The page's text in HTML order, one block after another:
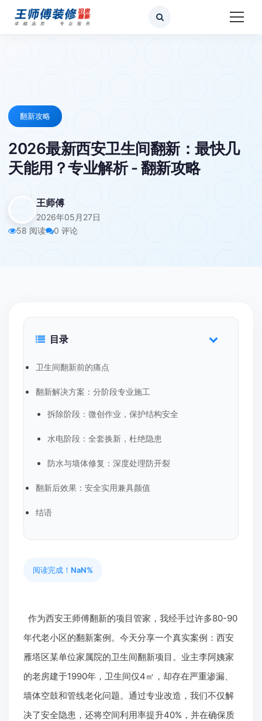
翻新攻略
2026最新西安卫生间翻新：最快几
天能用？专业解析 - 翻新攻略
王师傅
2026年05月27日
58 阅读
0 评论
目录
卫生间翻新前的痛点
翻新解决方案：分阶段专业施工
拆除阶段：微创作业，保护结构安全
水电阶段：全套换新，杜绝隐患
防水与墙体修复：深度处理防开裂
翻新后效果：安全实用兼具颜值
结语
阅读完成！ NaN%
作为西安王师傅翻新的项目管家，我经手过许多80-90
年代老小区的翻新案例。今天分享一个真实案例：西安
雁塔区某单位家属院的卫生间翻新项目。业主李阿姨家
的老房建于1990年，卫生间仅4㎡，却存在严重渗漏、
墙体空鼓和管线老化问题。通过专业改造，我们不仅解
决了安全隐患，还将空间利用率提升40%，并在确保质